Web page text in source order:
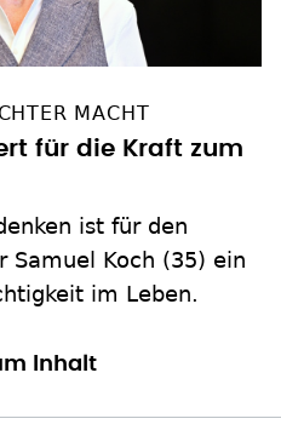
MACHT
für die Kraft zum
ist für den
Samuel Koch (35) ein
im Leben.
Inhalt